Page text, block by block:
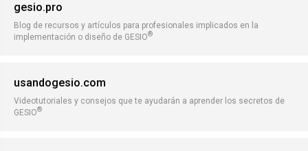
gesio.pro
Blog de recursos y artículos para profesionales implicados en la
implementación o diseño de GESIO®
usandogesio.com
Videotutoriales y consejos que te ayudarán a aprender los secretos de
GESIO®